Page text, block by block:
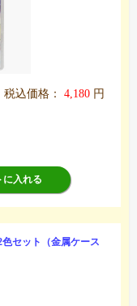
税込価格： 4,180 円
に入れる
セット（金属ケース